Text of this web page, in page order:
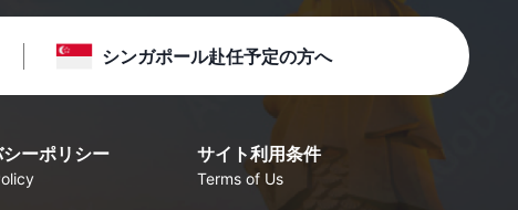
シンガポール赴任予定の方へ
ーポリシー サイト利用条件
Terms of Us